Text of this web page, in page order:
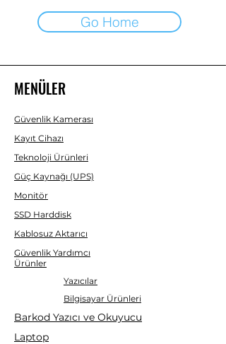
Go Home
MENÜLER
Güvenlik Kamerası
Kayıt Cihazı
Teknoloji Ürünleri
Güç Kaynağı (UPS)
Monitör
SSD Harddisk
Kablosuz Aktarıcı
Güvenlik Yardımcı
Ürünler
Yazıcılar
Bilgisayar Ürünleri
Barkod Yazıcı ve Okuyucu
Laptop